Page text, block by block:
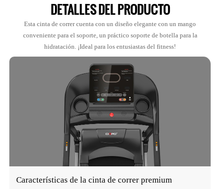
DETALLES DEL PRODUCTO
Esta cinta de correr cuenta con un diseño elegante con un mango
conveniente para el soporte, un práctico soporte de botella para la
hidratación. ¡Ideal para los entusiastas del fitness!
Características de la cinta de correr premium